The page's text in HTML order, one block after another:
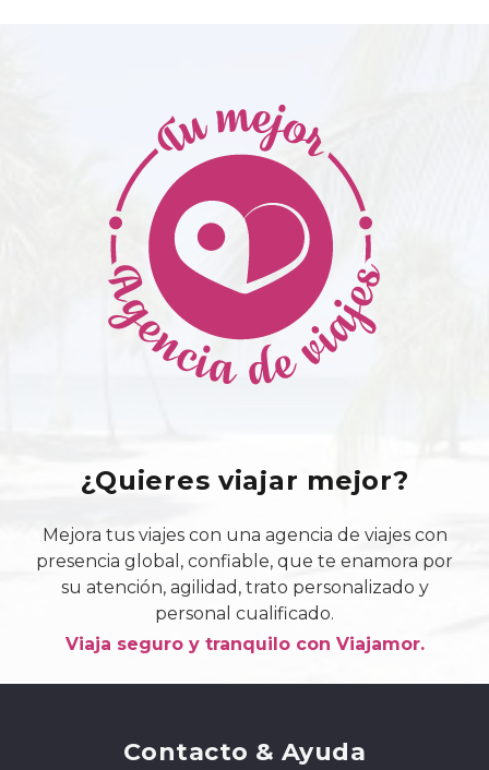
¿Quieres viajar mejor?
Mejora tus viajes con una agencia de viajes con
presencia global, confiable, que te enamora por
su atención, agilidad, trato personalizado y
personal cualificado.
Viaja seguro y tranquilo con Viajamor.
Contacto & Ayuda